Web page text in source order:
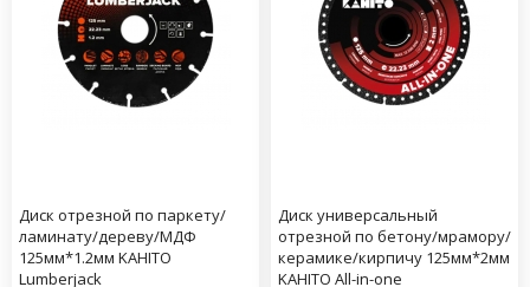
Диск отрезной по паркету/
ламинату/дереву/МДФ
125мм*1.2мм KAHITO
Lumberjack
Диск универсальный
отрезной по бетону/мрамору/
керамике/кирпичу 125мм*2мм
KAHITO All-in-one